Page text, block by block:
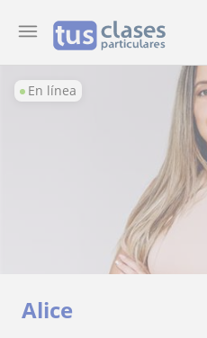
En línea
Alice